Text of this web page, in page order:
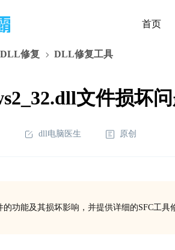
首页
DLL修复 DLL修复工具
文件损坏问
dll电脑医生 原创
的功能及其损坏影响，并提供详细的SFC工